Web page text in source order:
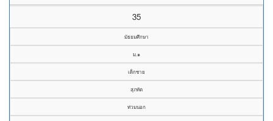
35
มัธยมศึกษา
ม.๑
เด็กชาย
สุภทัต
ท่วมนอก